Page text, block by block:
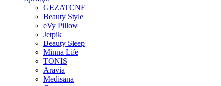
GEZATONE
Beauty Style
eVy Pillow
Jetpik
Beauty Sleep
Minna Life
TONIS
Aravia
Medisana